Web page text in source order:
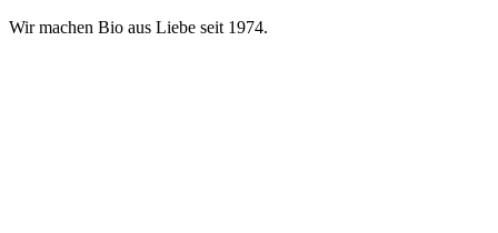
Wir machen Bio aus Liebe seit 1974.